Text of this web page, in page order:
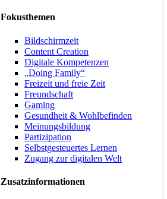
Fokusthemen
Bildschirmzeit
Content Creation
Digitale Kompetenzen
„Doing Family“
Freizeit und freie Zeit
Freundschaft
Gaming
Gesundheit & Wohlbefinden
Meinungsbildung
Partizipation
Selbstgesteuertes Lernen
Zugang zur digitalen Welt
Zusatzinformationen